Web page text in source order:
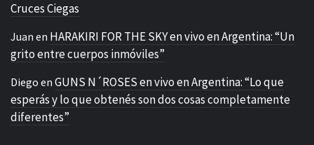
Cruces Ciegas
Juan en HARAKIRI FOR THE SKY en vivo en Argentina: “Un
grito entre cuerpos inmóviles”
Diego en GUNS N´ROSES en vivo en Argentina: “Lo que
esperás y lo que obtenés son dos cosas completamente
diferentes”